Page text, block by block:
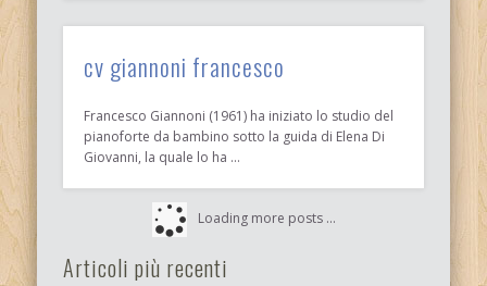
cv giannoni francesco
Francesco Giannoni (1961) ha iniziato lo studio del
pianoforte da bambino sotto la guida di Elena Di
Giovanni, la quale lo ha …
Loading more posts …
Articoli più recenti